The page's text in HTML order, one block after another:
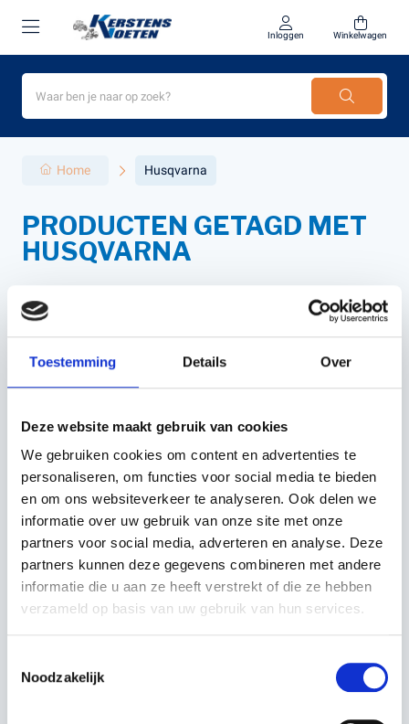
Toestemming Details Over
Deze website maakt gebruik van cookies
We gebruiken cookies om content en advertenties te
personaliseren, om functies voor social media te bieden
en om ons websiteverkeer te analyseren. Ook delen we
informatie over uw gebruik van onze site met onze
partners voor social media, adverteren en analyse. Deze
partners kunnen deze gegevens combineren met andere
informatie die u aan ze heeft verstrekt of die ze hebben
verzameld op basis van uw gebruik van hun services.
Noodzakelijk
Inloggen Winkelwagen
Home Husqvarna
PRODUCTEN GETAGD MET
HUSQVARNA
Sorteer
Kerstens Voeten
ORIGINELE HUSQVARNA
€25,99